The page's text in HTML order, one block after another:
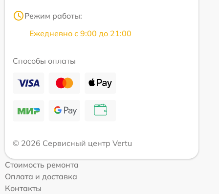
Режим работы:
Ежедневно с 9:00 до 21:00
Способы оплаты
© 2026 Сервисный центр Vertu
Стоимость ремонта
Оплата и доставка
Контакты